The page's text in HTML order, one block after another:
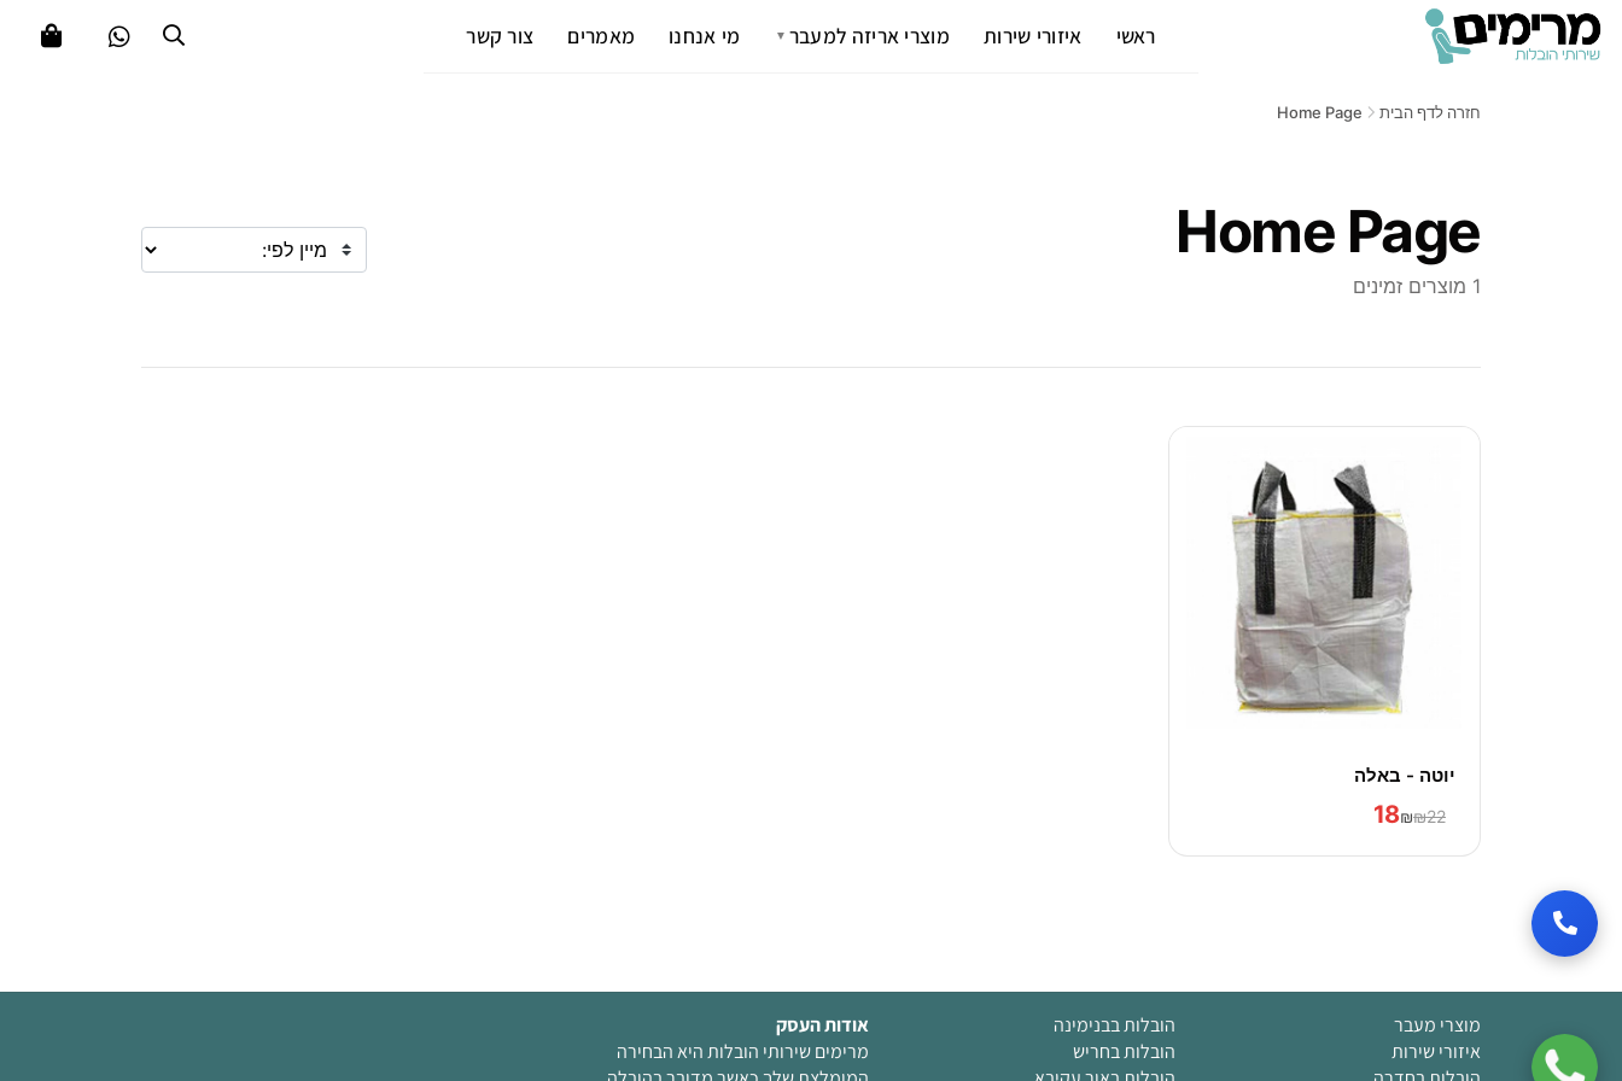
ראשי איזורי שירות מוצרי אריזה למעבר ▼ מי אנחנו מאמרים צור קשר
חזרה לדף הבית Home Page
Home Page
1 מוצרים זמינים
יוטה - באלה
₪22
₪
18
מוצרי מעבר
איזורי שירות
הובלות בבנימינה
הובלות בחריש
אודות העסק
מרימים שירותי הובלות היא הבחירה